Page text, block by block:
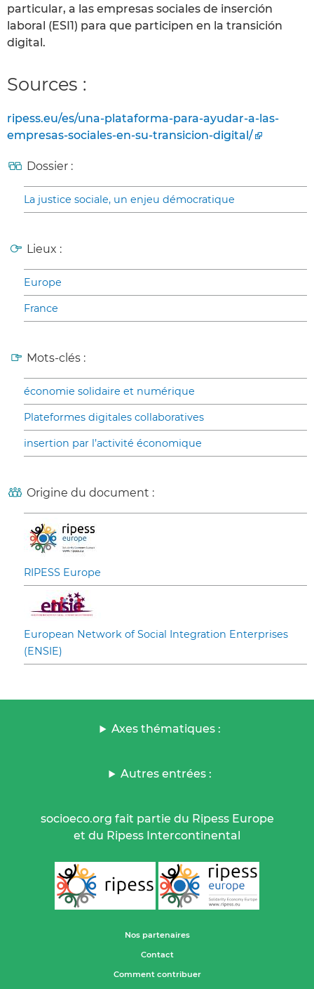
particular, a las empresas sociales de inserción
laboral (ESI1) para que participen en la transición
digital.
Sources :
ripess.eu/es/una-plataforma-para-ayudar-a-las-
empresas-sociales-en-su-transicion-digital/
Dossier :
La justice sociale, un enjeu démocratique
Lieux :
Europe
France
Mots-clés :
économie solidaire et numérique
Plateformes digitales collaboratives
insertion par l’activité économique
Origine du document :
RIPESS Europe
European Network of Social Integration Enterprises
(ENSIE)
Axes thématiques :
Autres entrées :
socioeco.org fait partie du Ripess Europe
et du Ripess Intercontinental
Nos partenaires
Contact
Comment contribuer